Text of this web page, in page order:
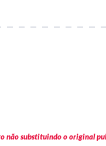
não substituindo o original